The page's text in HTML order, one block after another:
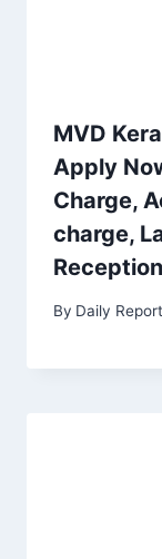
MVD
Apply
Charge,
charge,
By Daily Report